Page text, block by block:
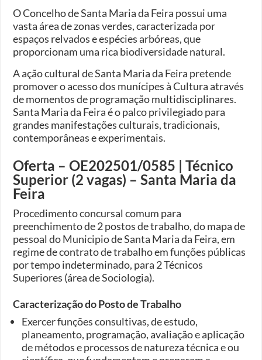
O Concelho de Santa Maria da Feira possui uma
vasta área de zonas verdes, caracterizada por
espaços relvados e espécies arbóreas, que
proporcionam uma rica biodiversidade natural.
A ação cultural de Santa Maria da Feira pretende
promover o acesso dos munícipes à Cultura através
de momentos de programação multidisciplinares.
Santa Maria da Feira é o palco privilegiado para
grandes manifestações culturais, tradicionais,
contemporâneas e experimentais.
Oferta – OE202501/0585 | Técnico
Superior (2 vagas) – Santa Maria da
Feira
Procedimento concursal comum para
preenchimento de 2 postos de trabalho, do mapa de
pessoal do Municipio de Santa Maria da Feira, em
regime de contrato de trabalho em funções públicas
por tempo indeterminado, para 2 Técnicos
Superiores (área de Sociologia).
Caracterização do Posto de Trabalho
Exercer funções consultivas, de estudo,
planeamento, programação, avaliação e aplicação
de métodos e processos de natureza técnica e ou